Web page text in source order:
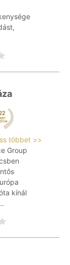
többet >>
Group
kínál